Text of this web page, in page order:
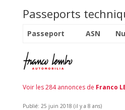
Passeports
Passeport ASN
Voir les 284 annonces de Franco
Publié: 25 juin 2018 (il y a 8 ans)